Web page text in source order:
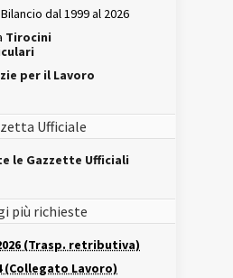
dal 1999 al 2026
Tirocini
per il Lavoro
Ufficiale
le Gazzette Ufficiali
più richieste
(Trasp. retributiva)
(Collegato Lavoro)